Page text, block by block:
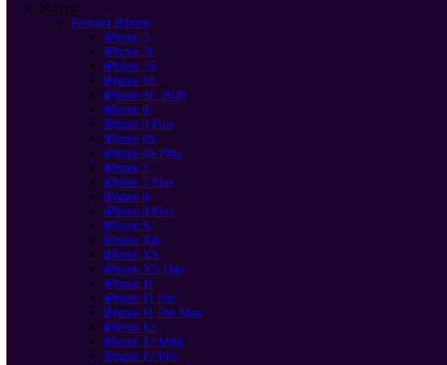
Услуги
Ремонт iPhone
iPhone 5
iPhone 5C
iPhone 5S
iPhone SE
iPhone SE 2020
iPhone 6
iPhone 6 Plus
iPhone 6S
iPhone 6S Plus
iPhone 7
iPhone 7 Plus
iPhone 8
iPhone 8 Plus
iPhone X
iPhone XR
iPhone XS
iPhone XS Max
iPhone 11
iPhone 11 Pro
iPhone 11 Pro Max
iPhone 12
iPhone 12 Mini
iPhone 12 Pro